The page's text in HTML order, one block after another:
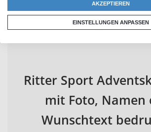
Ritter Sport
mit Foto, Namen
Wunschtext
AKZEPTIEREN
EINSTELLUNGEN ANPASSEN